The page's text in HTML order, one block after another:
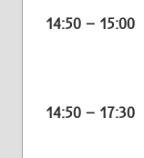
14:50 – 15:00
14:50 – 17:30